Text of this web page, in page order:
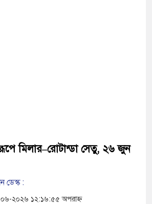
মিলার–রোটান্ডা সেতু, ২৬ জুন
ডেস্ক :
২০২৬ ১২:১৬:৫৫ অপরাহ্ন